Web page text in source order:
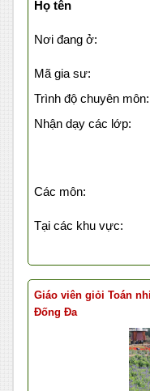
Họ tên
Nơi đang ở:
Mã gia sư:
Trình độ chuyên môn:
Nhận dạy các lớp:
Các môn:
Tại các khu vực:
Giáo viên giỏi Toán
Đống Đa